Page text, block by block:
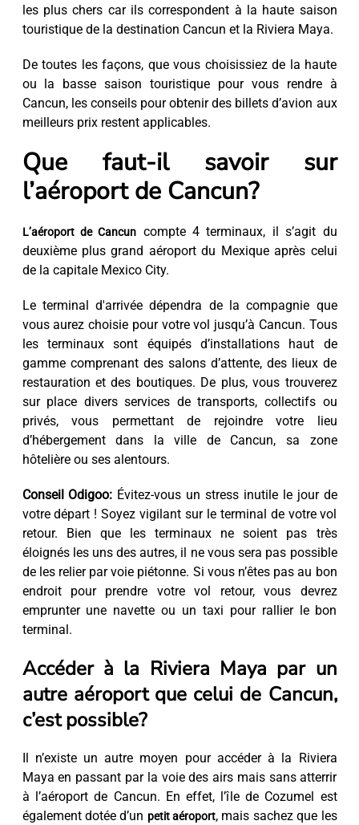
les plus chers car ils correspondent à la haute saison
touristique de la destination Cancun et la Riviera Maya.
De toutes les façons, que vous choisissiez de la haute
ou la basse saison touristique pour vous rendre à
Cancun, les conseils pour obtenir des billets d’avion aux
meilleurs prix restent applicables.
Que faut-il savoir sur
l’aéroport de Cancun?
L’aéroport de Cancun compte 4 terminaux, il s’agit du
deuxième plus grand aéroport du Mexique après celui
de la capitale Mexico City.
Le terminal d'arrivée dépendra de la compagnie que
vous aurez choisie pour votre vol jusqu’à Cancun. Tous
les terminaux sont équipés d’installations haut de
gamme comprenant des salons d’attente, des lieux de
restauration et des boutiques. De plus, vous trouverez
sur place divers services de transports, collectifs ou
privés, vous permettant de rejoindre votre lieu
d’hébergement dans la ville de Cancun, sa zone
hôtelière ou ses alentours.
Conseil Odigoo: Évitez-vous un stress inutile le jour de
votre départ ! Soyez vigilant sur le terminal de votre vol
retour. Bien que les terminaux ne soient pas très
éloignés les uns des autres, il ne vous sera pas possible
de les relier par voie piétonne. Si vous n’êtes pas au bon
endroit pour prendre votre vol retour, vous devrez
emprunter une navette ou un taxi pour rallier le bon
terminal.
Accéder à la Riviera Maya par un
autre aéroport que celui de Cancun,
c’est possible?
Il n’existe un autre moyen pour accéder à la Riviera
Maya en passant par la voie des airs mais sans atterrir
à l’aéroport de Cancun. En effet, l’île de Cozumel est
également dotée d’un petit aéroport, mais sachez que les